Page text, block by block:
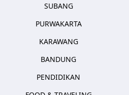
SUBANG
PURWAKARTA
KARAWANG
BANDUNG
PENDIDIKAN